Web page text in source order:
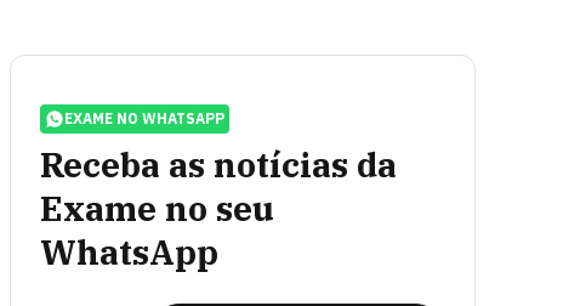
EXAME NO WHATSAPP
Receba as notícias da
Exame no seu
WhatsApp